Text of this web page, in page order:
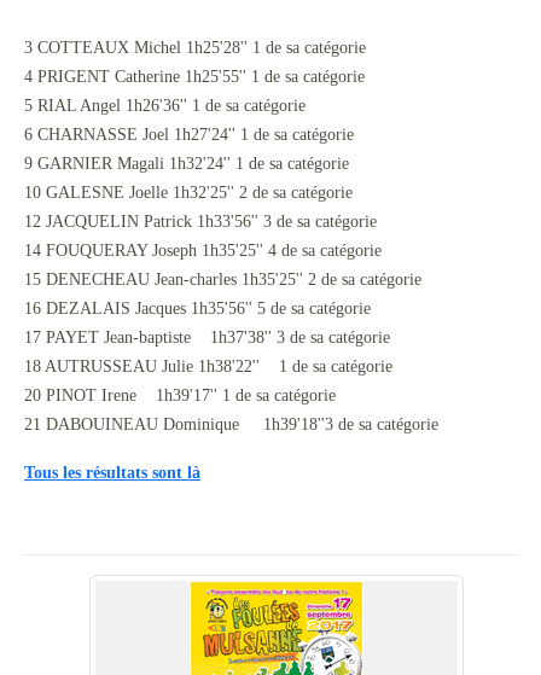
3 COTTEAUX Michel 1h25'28'' 1 de sa catégorie
4 PRIGENT Catherine 1h25'55'' 1 de sa catégorie
5 RIAL Angel 1h26'36'' 1 de sa catégorie
6 CHARNASSE Joel 1h27'24'' 1 de sa catégorie
9 GARNIER Magali 1h32'24'' 1 de sa catégorie
10 GALESNE Joelle 1h32'25'' 2 de sa catégorie
12 JACQUELIN Patrick 1h33'56'' 3 de sa catégorie
14 FOUQUERAY Joseph 1h35'25'' 4 de sa catégorie
15 DENECHEAU Jean-charles 1h35'25'' 2 de sa catégorie
16 DEZALAIS Jacques 1h35'56'' 5 de sa catégorie
17 PAYET Jean-baptiste 1h37'38'' 3 de sa catégorie
18 AUTRUSSEAU Julie 1h38'22'' 1 de sa catégorie
20 PINOT Irene 1h39'17'' 1 de sa catégorie
21 DABOUINEAU Dominique 1h39'18''3 de sa catégorie
Tous les résultats sont là